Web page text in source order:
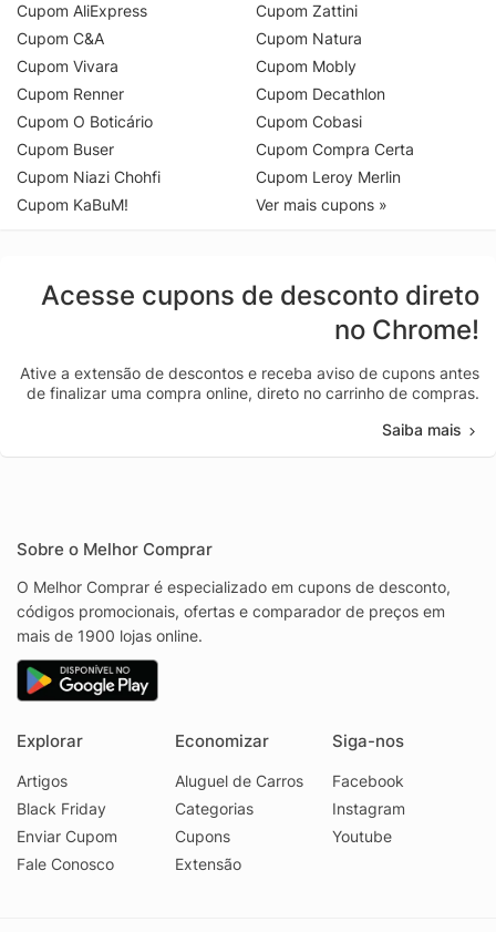
Cupom AliExpress
Cupom C&A
Cupom Vivara
Cupom Renner
Cupom O Boticário
Cupom Buser
Cupom Niazi Chohfi
Cupom KaBuM!
Cupom Zattini
Cupom Natura
Cupom Mobly
Cupom Decathlon
Cupom Cobasi
Cupom Compra Certa
Cupom Leroy Merlin
Ver mais cupons »
Acesse cupons de desconto direto
no Chrome!
Ative a extensão de descontos e receba aviso de cupons antes
de finalizar uma compra online, direto no carrinho de compras.
Saiba mais
Sobre o Melhor Comprar
O Melhor Comprar é especializado em cupons de desconto,
códigos promocionais, ofertas e comparador de preços em
mais de 1900 lojas online.
Explorar
Artigos
Black Friday
Enviar Cupom
Fale Conosco
Economizar
Aluguel de Carros
Categorias
Cupons
Extensão
Siga-nos
Facebook
Instagram
Youtube